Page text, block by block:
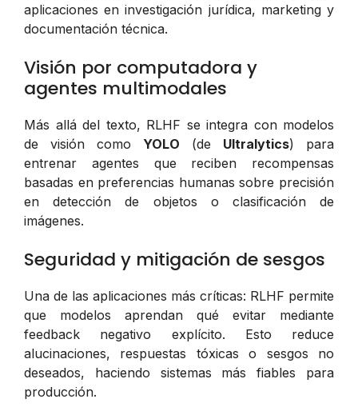
aplicaciones en investigación jurídica, marketing y
documentación técnica.
Visión por computadora y
agentes multimodales
Más allá del texto, RLHF se integra con modelos
de visión como YOLO (de Ultralytics) para
entrenar agentes que reciben recompensas
basadas en preferencias humanas sobre precisión
en detección de objetos o clasificación de
imágenes.
Seguridad y mitigación de sesgos
Una de las aplicaciones más críticas: RLHF permite
que modelos aprendan qué evitar mediante
feedback negativo explícito. Esto reduce
alucinaciones, respuestas tóxicas o sesgos no
deseados, haciendo sistemas más fiables para
producción.